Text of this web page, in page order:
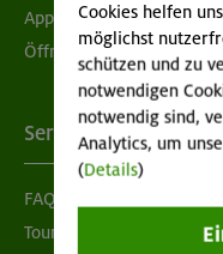
App "Mein DAV+"
Öffnungszeiten
Services
FAQ
Tour der Woche
Cookies helfen
möglichst
schützen und zu
notwendigen
notwendig sind,
Analytics, um
(Details)